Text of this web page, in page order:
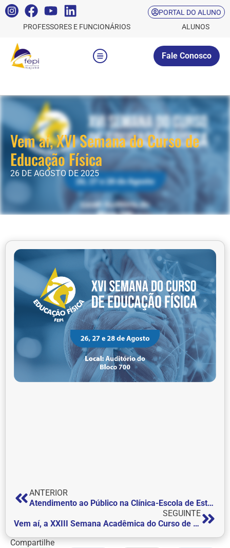
PORTAL DO ALUNO
PROFESSORES E FUNCIONÁRIOS
ALUNOS
Fale Conosco
Vem aí, XVI Semana do Curso de
Educação Física
26 DE AGOSTO DE 2025
ANTERIOR
Atendimento ao Público na Clínica-Escola de Estética & Cosmética
SEGUINTE
Vem aí, a XXIII Semana Acadêmica do Curso de Psicologia
Compartilhe